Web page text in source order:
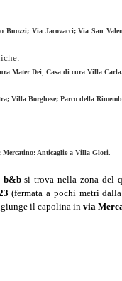
Via Jacovacci; Via San
Mater Dei Casa di cura Villa Carla
Villa Borghese; Parco della
Mercatino: Anticaglie a Villa Glori.
b&bsi trova nella zona del
(fermata a pochi metri
il capolina in via